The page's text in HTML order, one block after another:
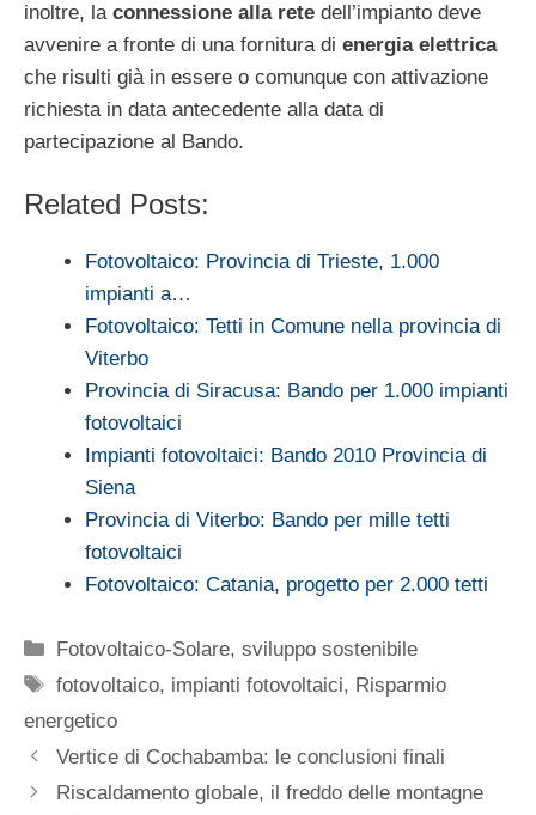
inoltre, la connessione alla rete dell’impianto deve
avvenire a fronte di una fornitura di energia elettrica
che risulti già in essere o comunque con attivazione
richiesta in data antecedente alla data di
partecipazione al Bando.
Related Posts:
Fotovoltaico: Provincia di Trieste, 1.000
impianti a…
Fotovoltaico: Tetti in Comune nella provincia di
Viterbo
Provincia di Siracusa: Bando per 1.000 impianti
fotovoltaici
Impianti fotovoltaici: Bando 2010 Provincia di
Siena
Provincia di Viterbo: Bando per mille tetti
fotovoltaici
Fotovoltaico: Catania, progetto per 2.000 tetti
Categorie
Fotovoltaico-Solare,sviluppo sostenibile
Tag
fotovoltaico, impianti fotovoltaici, Risparmio
energetico
Vertice di Cochabamba: le conclusioni finali
Riscaldamento globale, il freddo delle montagne